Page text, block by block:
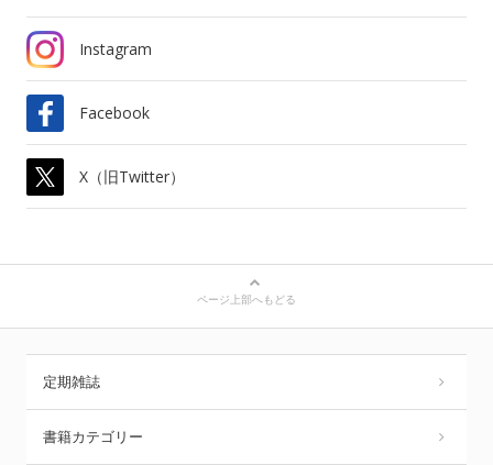
Instagram
Facebook
X（旧Twitter）
ページ上部へもどる
定期雑誌
書籍カテゴリー